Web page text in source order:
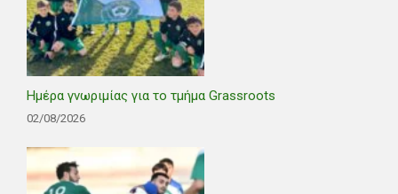
Ημέρα γνωριμίας για το τμήμα Grassroots
02/08/2026